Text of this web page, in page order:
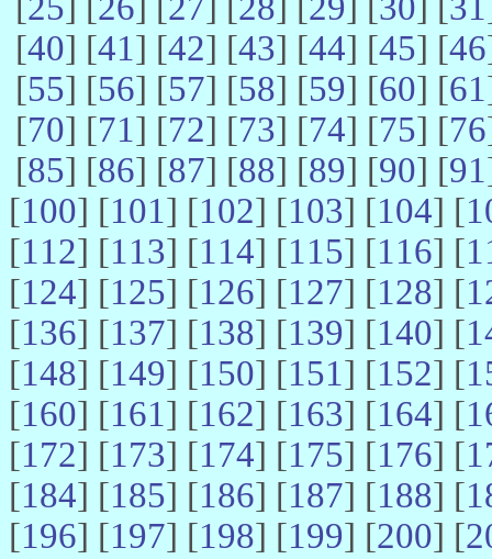
[40] [41] [42] [43] [44] [45] [46
[55] [56] [57] [58] [59] [60] [61
[70] [71] [72] [73] [74] [75] [76
[85] [86] [87] [88] [89] [90] [91
[100] [101] [102] [103] [104] [
[112] [113] [114] [115] [116] [
[124] [125] [126] [127] [128] [
[136] [137] [138] [139] [140] [
[148] [149] [150] [151] [152] [
[160] [161] [162] [163] [164] [
[172] [173] [174] [175] [176] [
[184] [185] [186] [187] [188] [
[196] [197] [198] [199] [200] [